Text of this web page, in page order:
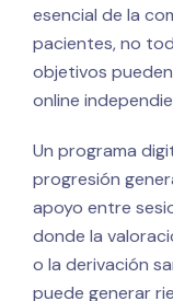
esencial de la
pacientes, no
objetivos
online
Un programa
progresión
apoyo entre
donde la
o la derivación
puede generar